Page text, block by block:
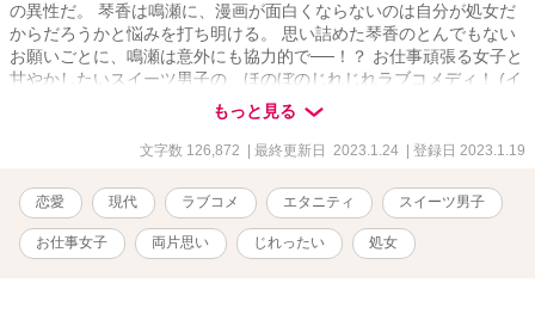
の異性だ。 琴香は鳴瀬に、漫画が面白くならないのは自分が処女だ
からだろうかと悩みを打ち明ける。 思い詰めた琴香のとんでもない
お願いごとに、鳴瀬は意外にも協力的で──！？ お仕事頑張る女子と
甘やかしたいスイーツ男子の、ほのぼのじれじれラブコメディ！ (イ
もっと見る
文字数 126,872 | 最終更新日 2023.1.24 | 登録日 2023.1.19
恋愛 現代 ラブコメ エタニティ スイーツ男子
お仕事女子 両片思い じれったい 処女